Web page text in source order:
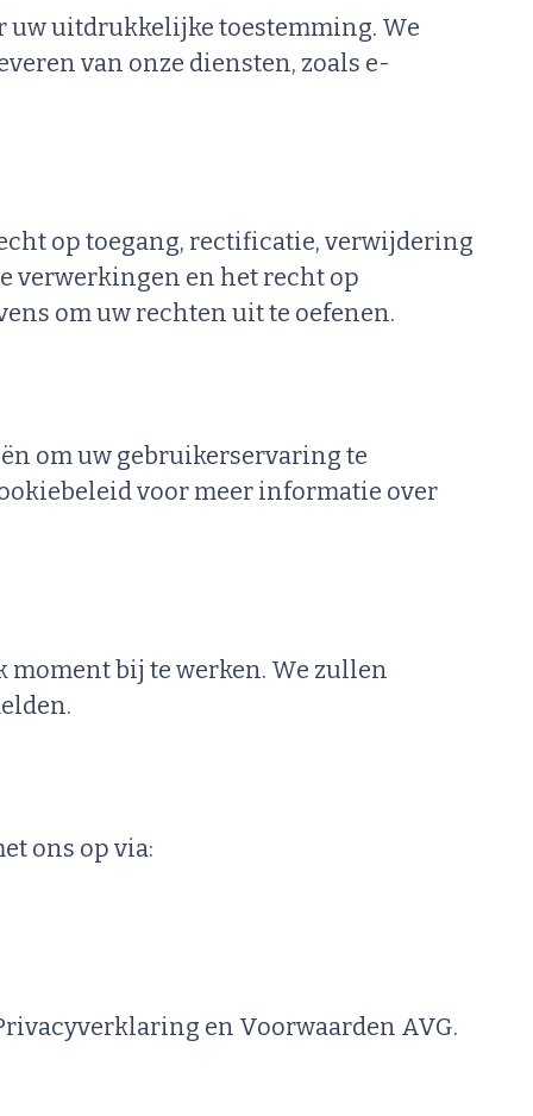
uitdrukkelijke toestemming. We
van onze diensten, zoals e-
op toegang, rectificatie, verwijdering
verwerkingen en het recht op
om uw rechten uit te oefenen.
om uw gebruikerservaring te
voor meer informatie over
moment bij te werken. We zullen
ons op via:
en Voorwaarden AVG.